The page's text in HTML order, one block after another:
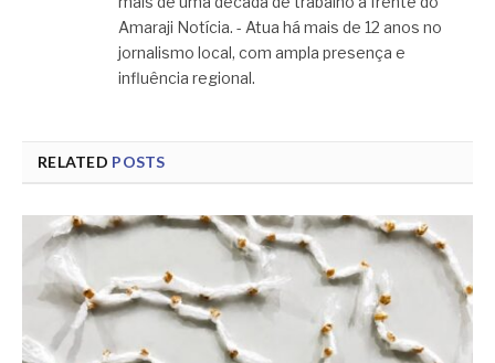
Amaraji Notícia. - Atua há mais de 12 anos no
jornalismo local, com ampla presença e
influência regional.
RELATED POSTS